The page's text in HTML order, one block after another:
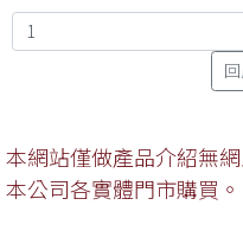
本網站僅做產品介紹無
本公司各實體門市購買。